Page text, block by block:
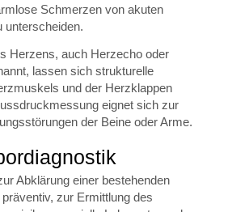
Schmerzen von akuten
unterscheiden.
Herzens, auch Herzecho oder
lassen sich strukturelle
und der Herzklappen
eignet sich zur
der Beine oder Arme.
Abklärung einer bestehenden
zur Ermittlung des